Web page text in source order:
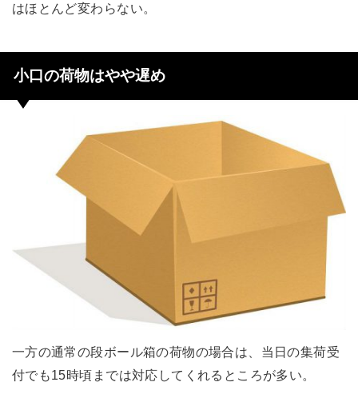
はほとんど変わらない。
小口の荷物はやや遅め
一方の通常の段ボール箱の荷物の場合は、当日の集荷受
付でも15時頃までは対応してくれるところが多い。